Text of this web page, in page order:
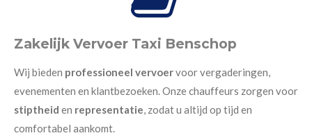
Zakelijk Vervoer Taxi Benschop
Wij bieden professioneel vervoervoor vergaderingen,
evenementen en klantbezoeken. Onze chauffeurs zorgen voor
stiptheid en representatie, zodat u altijd op tijd en
comfortabel aankomt.